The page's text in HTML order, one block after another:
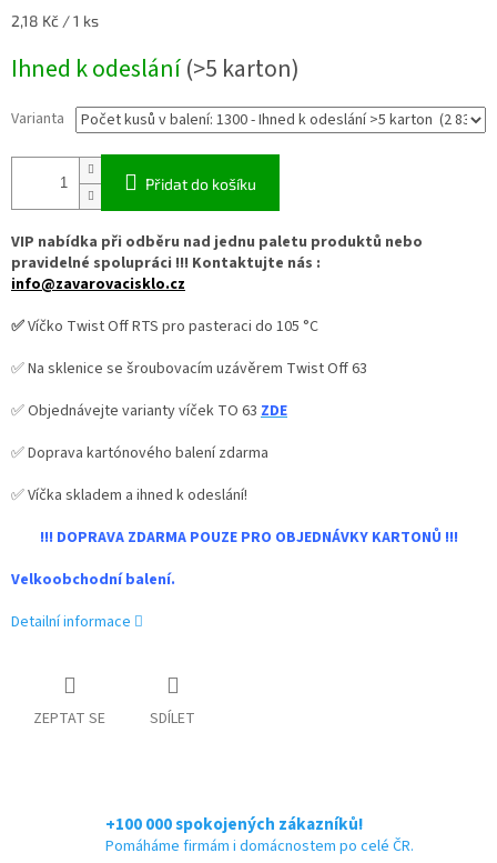
Měrná
2,18 Kč / 1 ks
Ihned k odeslání(>5 karton)
Varianta
Přidat do košíku
VIP nabídka při odběru nad jednu paletu produktů nebo
pravidelné spolupráci !!! Kontaktujte nás :
info@zavarovacisklo.cz
✅Víčko Twist Off RTS pro pasteraci do 105 °C
✅ Na sklenice se šroubovacím uzávěrem Twist Off 63
✅ Objednávejte varianty víček TO 63 ZDE
✅ Doprava kartónového balení zdarma
✅ Víčka skladem a ihned k odeslání!
!!! DOPRAVA ZDARMA POUZE PRO OBJEDNÁVKY KARTONŮ !!!
Velkoobchodní balení.
Detailní informace
ZEPTAT SE SDÍLET
+100 000 spokojených zákazníků!
Pomáháme firmám i domácnostem po celé ČR.